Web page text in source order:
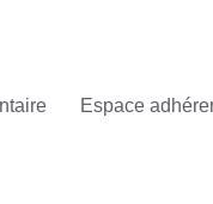
Espace